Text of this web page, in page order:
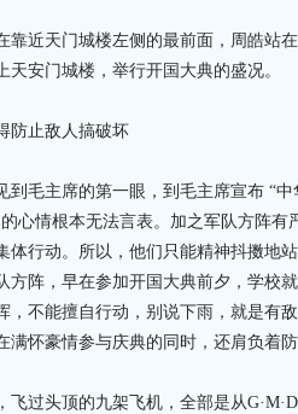
靠近天门城楼左侧的最前面，周皓站
天安门城楼，举行开国大典的盛况。
防止敌人搞破坏
到毛主席的第一眼，到毛主席宣布 “
心情根本无法言表。加之军队方阵
体行动。所以，他们只能精神抖擞地
方阵，早在参加开国大典前夕，学校
，不能擅自行动，别说下雨，就是有
满怀豪情参与庆典的同时，还肩负着
飞过头顶的九架飞机，全部是从